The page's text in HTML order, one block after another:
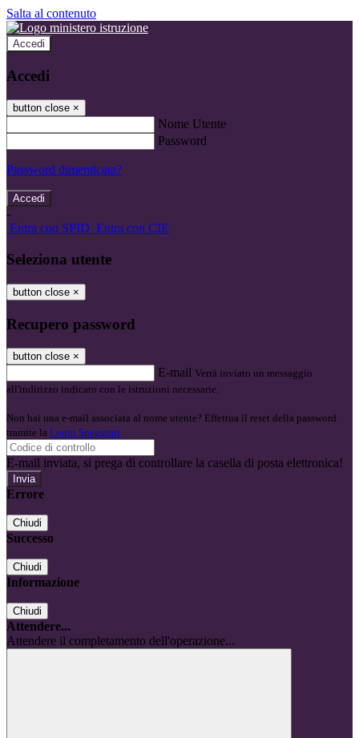
Salta al contenuto
Accedi
Accedi
button close ×
Nome Utente
Password
Password dimenticata?
-
Entra con SPID Entra con CIE
Seleziona utente
button close ×
Recupero password
button close ×
E-mail Verrà inviato un messaggio
all'indirizzo indicato con le istruzioni necessarie.
Non hai una e-mail associata al nome utente? Effettua il reset della password
tramite la Login Spaggiari
E-mail inviata, si prega di controllare la casella di posta elettronica!
Errore
Chiudi
Successo
Chiudi
Informazione
Chiudi
Attendere...
Attendere il completamento dell'operazione...